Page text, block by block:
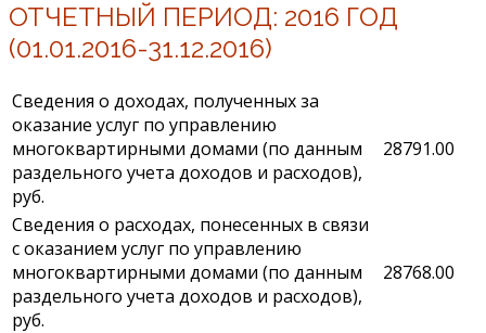
ОТЧЕТНЫЙ ПЕРИОД: 2016 ГОД
(01.01.2016-31.12.2016)
Сведения о доходах, полученных за
оказание услуг по управлению
многоквартирными домами (по данным
раздельного учета доходов и расходов),
руб.
28791.00
Сведения о расходах, понесенных в связи
с оказанием услуг по управлению
многоквартирными домами (по данным
раздельного учета доходов и расходов),
руб.
28768.00